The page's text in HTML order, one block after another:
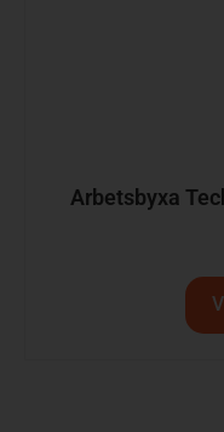
Arbetsbyxa